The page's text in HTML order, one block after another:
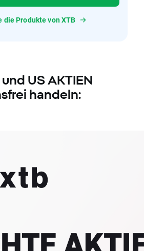
die Produkte von XTB
US AKTIEN
handeln: